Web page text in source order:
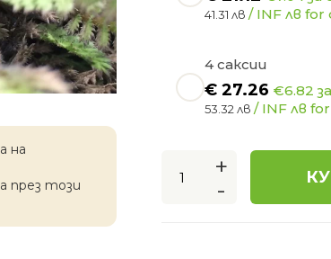
на
през този
41.31 лв / INF лв for
4 саксии
€ 27.26 €6.82
53.32 лв / INF лв
+
-